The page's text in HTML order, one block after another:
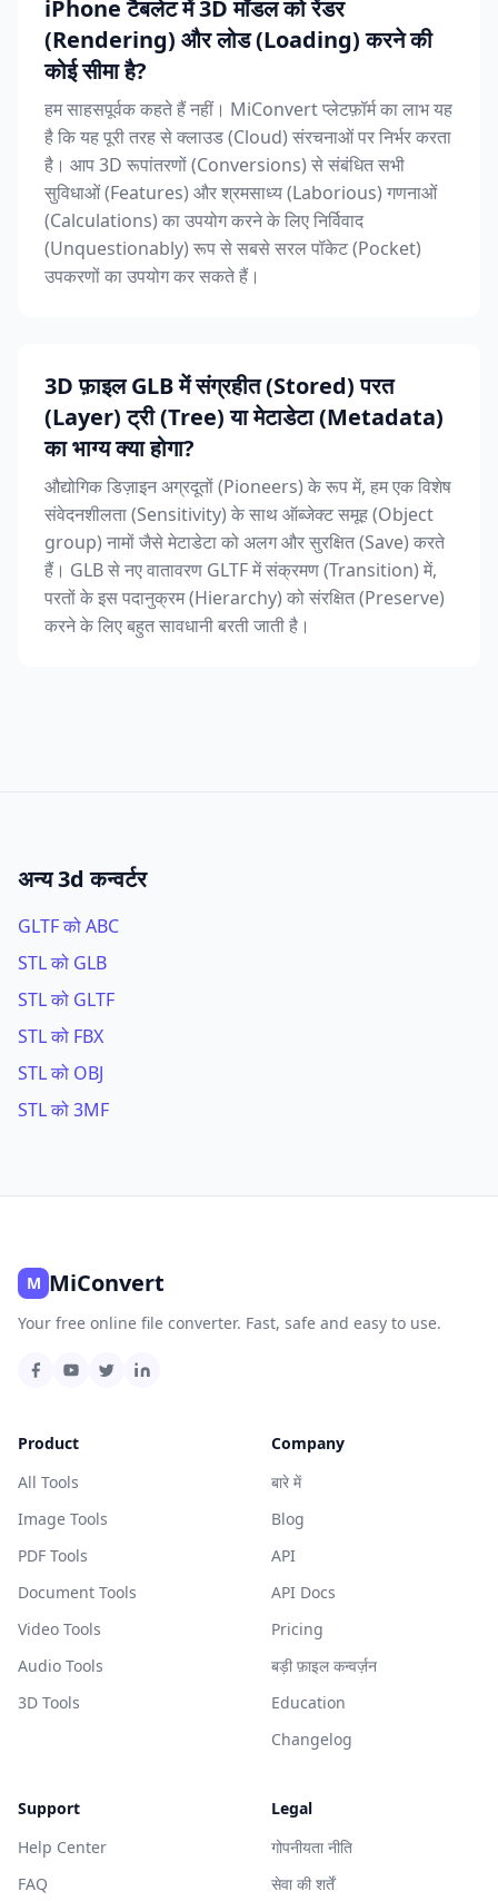
iPhone टैबलेट में 3D मॉडल को रेंडर
(Rendering) और लोड (Loading) करने की
कोई सीमा है?
हम साहसपूर्वक कहते हैं नहीं। MiConvert प्लेटफ़ॉर्म का लाभ यह
है कि यह पूरी तरह से क्लाउड (Cloud) संरचनाओं पर निर्भर करता
है। आप 3D रूपांतरणों (Conversions) से संबंधित सभी
सुविधाओं (Features) और श्रमसाध्य (Laborious) गणनाओं
(Calculations) का उपयोग करने के लिए निर्विवाद
(Unquestionably) रूप से सबसे सरल पॉकेट (Pocket)
उपकरणों का उपयोग कर सकते हैं।
3D फ़ाइल GLB में संग्रहीत (Stored) परत
(Layer) ट्री (Tree) या मेटाडेटा (Metadata)
का भाग्य क्या होगा?
औद्योगिक डिज़ाइन अग्रदूतों (Pioneers) के रूप में, हम एक विशेष
संवेदनशीलता (Sensitivity) के साथ ऑब्जेक्ट समूह (Object
group) नामों जैसे मेटाडेटा को अलग और सुरक्षित (Save) करते
हैं। GLB से नए वातावरण GLTF में संक्रमण (Transition) में,
परतों के इस पदानुक्रम (Hierarchy) को संरक्षित (Preserve)
करने के लिए बहुत सावधानी बरती जाती है।
अन्य 3d कन्वर्टर
GLTF को ABC
STL को GLB
STL को GLTF
STL को FBX
STL को OBJ
STL को 3MF
M MiConvert
Your free online file converter. Fast, safe and easy to use.
Product
All Tools
Image Tools
PDF Tools
Document Tools
Video Tools
Audio Tools
3D Tools
Company
बारे में
Blog
API
API Docs
Pricing
बड़ी फ़ाइल कन्वर्ज़न
Education
Changelog
Support
Help Center
FAQ
Legal
गोपनीयता नीति
सेवा की शर्तें